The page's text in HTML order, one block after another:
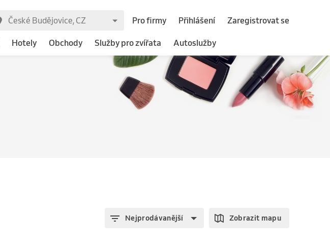
Pro firmy Přihlášení Zaregistrovat se
Hotely Obchody Služby pro zvířata Autoslužby
Nejprodávanější Zobrazit mapu